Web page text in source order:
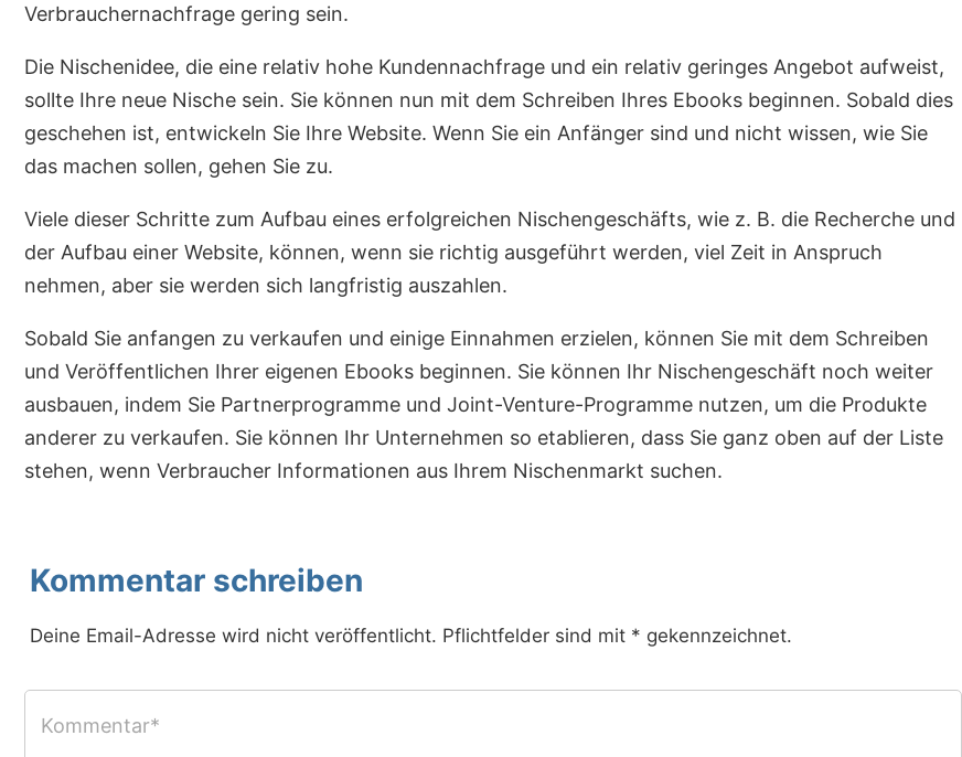
Verbrauchernachfrage gering sein.
Die Nischenidee, die eine relativ hohe Kundennachfrage und ein relativ geringes Angebot aufweist,
sollte Ihre neue Nische sein. Sie können nun mit dem Schreiben Ihres Ebooks beginnen. Sobald dies
geschehen ist, entwickeln Sie Ihre Website. Wenn Sie ein Anfänger sind und nicht wissen, wie Sie
das machen sollen, gehen Sie zu.
Viele dieser Schritte zum Aufbau eines erfolgreichen Nischengeschäfts, wie z. B. die Recherche und
der Aufbau einer Website, können, wenn sie richtig ausgeführt werden, viel Zeit in Anspruch
nehmen, aber sie werden sich langfristig auszahlen.
Sobald Sie anfangen zu verkaufen und einige Einnahmen erzielen, können Sie mit dem Schreiben
und Veröffentlichen Ihrer eigenen Ebooks beginnen. Sie können Ihr Nischengeschäft noch weiter
ausbauen, indem Sie Partnerprogramme und Joint-Venture-Programme nutzen, um die Produkte
anderer zu verkaufen. Sie können Ihr Unternehmen so etablieren, dass Sie ganz oben auf der Liste
stehen, wenn Verbraucher Informationen aus Ihrem Nischenmarkt suchen.
Kommentar schreiben
Deine Email-Adresse wird nicht veröffentlicht. Pflichtfelder sind mit * gekennzeichnet.
Kommentar*